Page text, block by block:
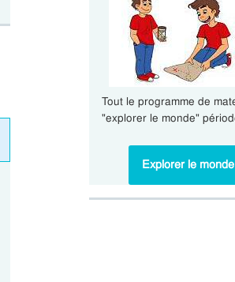
Tout le programme de
"explorer le monde"
Explorer le